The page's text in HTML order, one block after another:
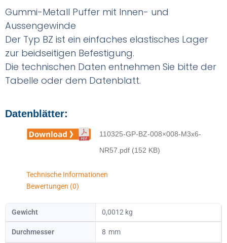
Gummi-Metall Puffer mit Innen- und
Aussengewinde
Der Typ BZ ist ein einfaches elastisches Lager
zur beidseitigen Befestigung.
Die technischen Daten entnehmen Sie bitte der
Tabelle oder dem Datenblatt.
Datenblätter:
110325-GP-BZ-008×008-M3x6-
NR57.pdf (152 KB)
Technische Informationen
Bewertungen (0)
Gewicht 0,0012 kg
Durchmesser 8